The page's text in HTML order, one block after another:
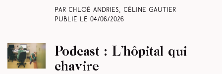
Par Chloé Andries, Céline Gautier
Publié le 04/06/2026
Podcast : L’hôpital qui
chavire